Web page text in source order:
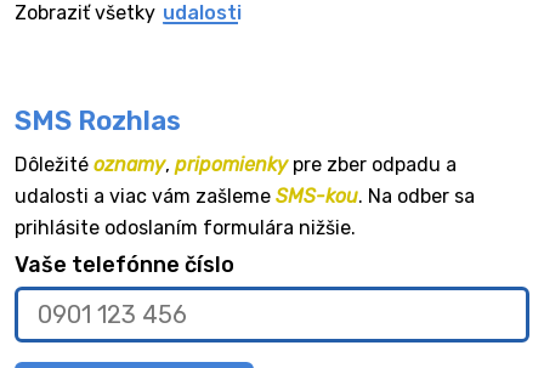
Zobraziť všetky udalosti
SMS Rozhlas
Dôležité oznamy, pripomienkypre zber odpadu a
udalosti a viac vám zašleme SMS-kou. Na odber sa
prihlásite odoslaním formulára nižšie.
Vaše telefónne číslo